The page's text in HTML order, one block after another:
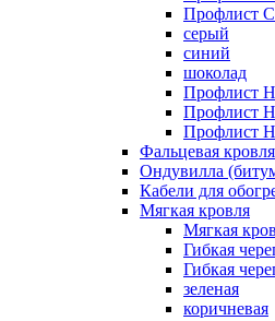
Профлист
серый
синий
шоколад
Профлист
Профлист
Профлист
Фальцевая кровля
Ондувилла
Кабели для
Мягкая кровля
Мягкая
Гибкая
Гибкая
зеленая
коричневая